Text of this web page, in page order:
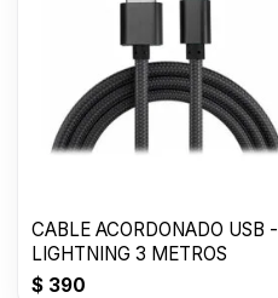
CABLE ACORDONADO USB -
LIGHTNING 3 METROS
$ 390